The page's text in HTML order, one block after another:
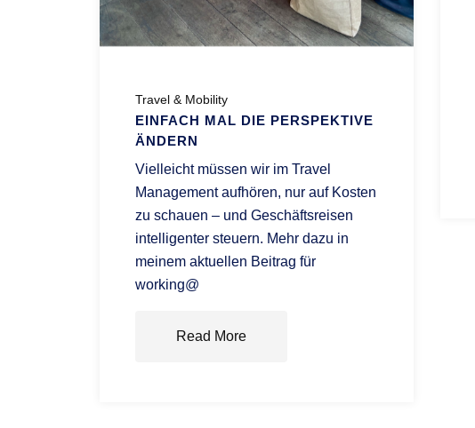
Travel & Mobility
EINFACH MAL DIE PERSPEKTIVE
ÄNDERN
Vielleicht müssen wir im Travel
Management aufhören, nur auf Kosten
zu schauen – und Geschäftsreisen
intelligenter steuern. Mehr dazu in
meinem aktuellen Beitrag für
working@
Read More